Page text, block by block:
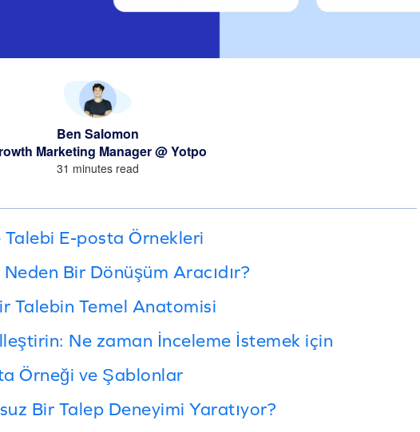
Ben Salomon
Marketing Manager @ Yotpo
31 minutes read
Talebi E-posta Örnekleri
Bir Dönüşüm Aracıdır?
Talebin Temel Anatomisi
Ne zaman İnceleme İstemek için
Örneği ve Şablonlar
Bir Talep Deneyimi Yaratıyor?